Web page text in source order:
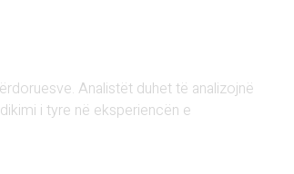
Analistët duhet të analizojnë
i tyre në eksperiencën e